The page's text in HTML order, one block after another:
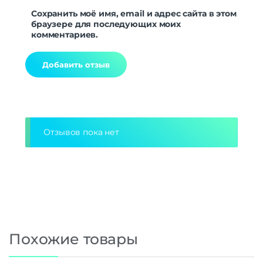
Сохранить моё имя, email и адрес сайта в этом
браузере для последующих моих
комментариев.
Отзывов пока нет
Похожие товары